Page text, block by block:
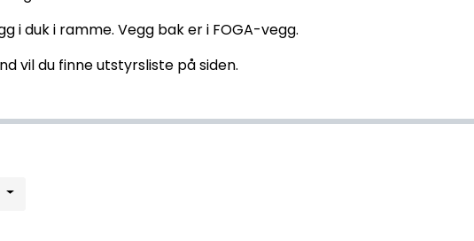
i duk i ramme. Vegg bak er i FOGA-vegg.
vil du finne utstyrsliste på siden.